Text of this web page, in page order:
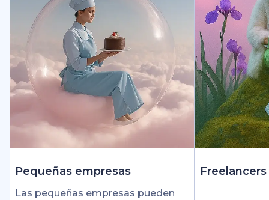
Pequeñas empresas
Las pequeñas empresas pueden
Freelancers